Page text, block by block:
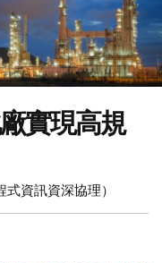
實現高規
式資訊資深協理）